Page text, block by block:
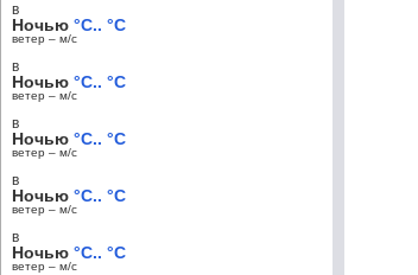
в
Ночью °C.. °C
ветер – м/c
в
Ночью °C.. °C
ветер – м/c
в
Ночью °C.. °C
ветер – м/c
в
Ночью °C.. °C
ветер – м/c
в
Ночью °C.. °C
ветер – м/c